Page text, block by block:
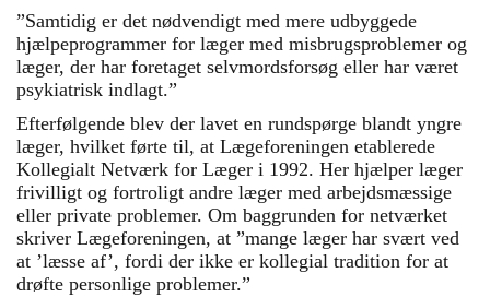
”Samtidig er det nødvendigt med mere udbyggede
hjælpeprogrammer for læger med misbrugsproblemer og
læger, der har foretaget selvmordsforsøg eller har været
psykiatrisk indlagt.”
Efterfølgende blev der lavet en rundspørge blandt yngre
læger, hvilket førte til, at Lægeforeningen etablerede
Kollegialt Netværk for Læger i 1992. Her hjælper læger
frivilligt og fortroligt andre læger med arbejdsmæssige
eller private problemer. Om baggrunden for netværket
skriver Lægeforeningen, at ”mange læger har svært ved
at ’læsse af’, fordi der ikke er kollegial tradition for at
drøfte personlige problemer.”